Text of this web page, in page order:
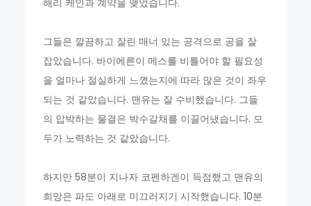
그들은 깔끔하고 잘린 매너 있는 공격으로 공을 잘
잡았습니다. 바이에른이 메스를 비틀어야 할 필요성
을 얼마나 절실하게 느꼈는지에 따라 많은 것이 좌우
되는 것 같았습니다. 맨유는 잘 수비했습니다. 그들
의 압박하는 물결은 박수갈채를 이끌어냈습니다. 모
두가 노력하는 것 같았습니다.
하지만 58분이 지나자 코펜하겐이 득점했고 맨유의
희망은 파도 아래로 미끄러지기 시작했습니다. 10분